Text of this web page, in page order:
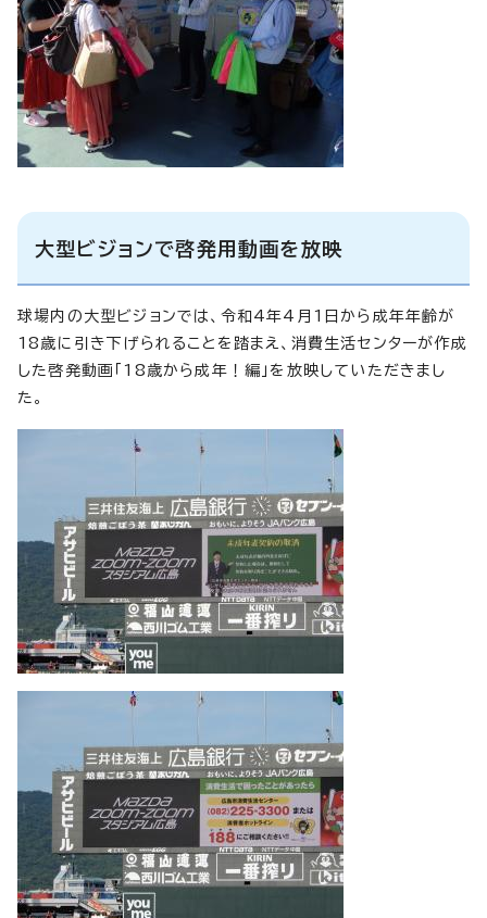
大型ビジョンで啓発用動画を放映
球場内の大型ビジョンでは、令和4年4月1日から成年年齢が
18歳に引き下げられることを踏まえ、消費生活センターが作成
した啓発動画「18歳から成年！編」を放映していただきまし
た。